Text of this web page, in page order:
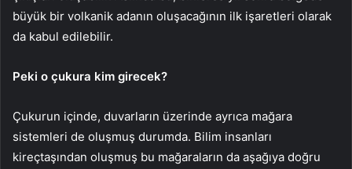
büyük bir volkanik adanın oluşacağının ilk işaretleri olarak
da kabul edilebilir.
Peki o çukura kim girecek?
Çukurun içinde, duvarların üzerinde ayrıca mağara
sistemleri de oluşmuş durumda. Bilim insanları
kireçtaşından oluşmuş bu mağaraların da aşağıya doğru